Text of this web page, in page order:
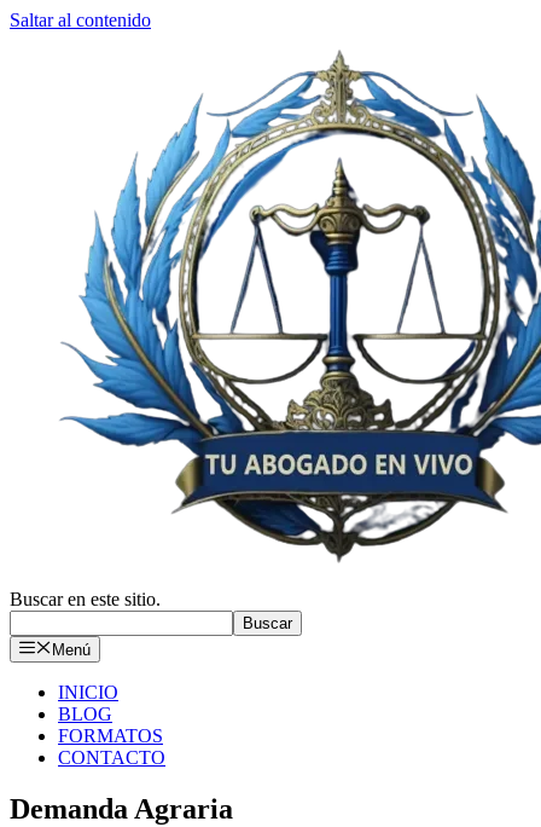
Saltar al contenido
Buscar en este sitio.
Buscar
Menú
INICIO
BLOG
FORMATOS
CONTACTO
Demanda Agraria